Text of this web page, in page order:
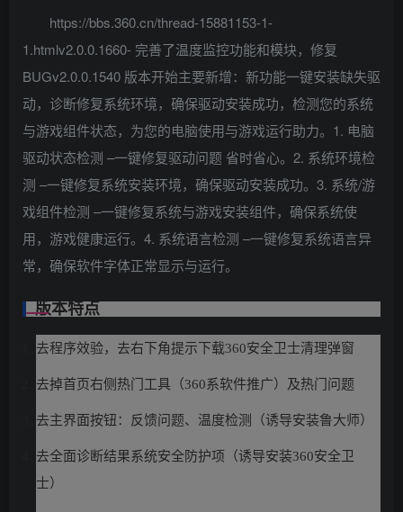
https://bbs.360.cn/thread-15881153-1-
1.htmlv2.0.0.1660- 完善了温度监控功能和模块，修复
BUGv2.0.0.1540 版本开始主要新增：新功能一键安装缺失驱
动，诊断修复系统环境，确保驱动安装成功，检测您的系统
与游戏组件状态，为您的电脑使用与游戏运行助力。1. 电脑
驱动状态检测 –一键修复驱动问题 省时省心。2. 系统环境检
测 –一键修复系统安装环境，确保驱动安装成功。3. 系统/游
戏组件检测 –一键修复系统与游戏安装组件，确保系统使
用，游戏健康运行。4. 系统语言检测 –一键修复系统语言异
常，确保软件字体正常显示与运行。
版本特点
去程序效验，去右下角提示下载360安全卫士清理弹窗
去掉首页右侧热门工具（360系软件推广）及热门问题
去主界面按钮：反馈问题、温度检测（诱导安装鲁大师）
去全面诊断结果系统安全防护项（诱导安装360安全卫
士）